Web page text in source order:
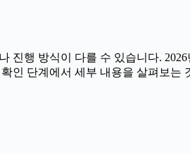
행 방식이 다를 수 있습니다.
인 단계에서 세부 내용을 살펴보는